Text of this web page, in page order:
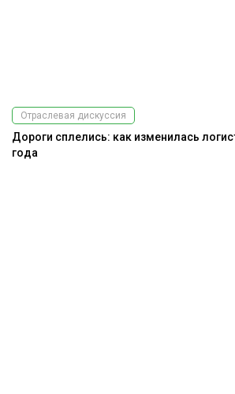
Отраслевая дискуссия
Дороги сплелись: как изменилась
года